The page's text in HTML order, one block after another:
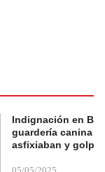
Indignación en
guardería canina
asfixiaban y